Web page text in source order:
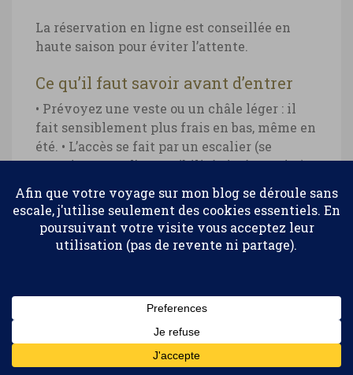
La réservation en ligne est conseillée en
haute saison pour éviter l’attente.
Ce qu’il faut savoir avant d’entrer
• Prévoyez une veste ou un châle léger : il
fait sensiblement plus frais en bas, même en
été. • L’accès se fait par un escalier (se
renseigner sur l’accessibilité si nécessaire).•
La lumière est faible : si vous souhaitez
photographier, désactivez le flash (peu
efficace) et misez sur la stabilité ou un mode
nuit.• Laissez le temps à votre appareil
buée qui se pose sur l’objectif avant de se
• Des carpes nagent dans l’eau peu
profonde, un détail inattendu.
Confidentialité et cookies : ce site utilise des cookies. En continuant à
Pour en savoir plus, notamment sur la façon de contrôler les
Politique relative aux cookies